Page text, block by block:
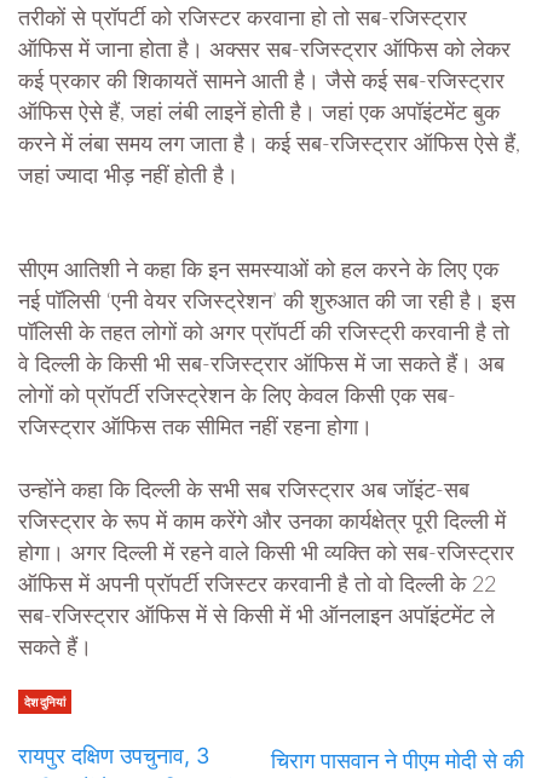
तरीकों से प्रॉपर्टी को रजिस्टर करवाना हो तो सब-रजिस्ट्रार
ऑफिस में जाना होता है। अक्सर सब-रजिस्ट्रार ऑफिस को लेकर
कई प्रकार की शिकायतें सामने आती है। जैसे कई सब-रजिस्ट्रार
ऑफिस ऐसे हैं, जहां लंबी लाइनें होती है। जहां एक अपॉइंटमेंट बुक
करने में लंबा समय लग जाता है। कई सब-रजिस्ट्रार ऑफिस ऐसे हैं,
जहां ज्यादा भीड़ नहीं होती है।
सीएम आतिशी ने कहा कि इन समस्याओं को हल करने के लिए एक
नई पॉलिसी ‘एनी वेयर रजिस्ट्रेशन’ की शुरुआत की जा रही है। इस
पॉलिसी के तहत लोगों को अगर प्रॉपर्टी की रजिस्ट्री करवानी है तो
वे दिल्ली के किसी भी सब-रजिस्ट्रार ऑफिस में जा सकते हैं। अब
लोगों को प्रॉपर्टी रजिस्ट्रेशन के लिए केवल किसी एक सब-
रजिस्ट्रार ऑफिस तक सीमित नहीं रहना होगा।
उन्होंने कहा कि दिल्ली के सभी सब रजिस्ट्रार अब जॉइंट-सब
रजिस्ट्रार के रूप में काम करेंगे और उनका कार्यक्षेत्र पूरी दिल्ली में
होगा। अगर दिल्ली में रहने वाले किसी भी व्यक्ति को सब-रजिस्ट्रार
ऑफिस में अपनी प्रॉपर्टी रजिस्टर करवानी है तो वो दिल्ली के 22
सब-रजिस्ट्रार ऑफिस में से किसी में भी ऑनलाइन अपॉइंटमेंट ले
सकते हैं।
देश दुनियां
रायपुर दक्षिण उपचुनाव, 3
चिराग पासवान ने पीएम मोदी से की